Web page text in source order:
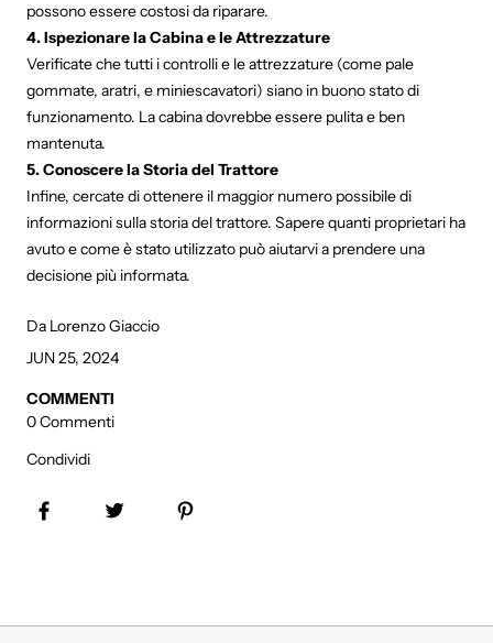
possono essere costosi da riparare.
4. Ispezionare la Cabina e le Attrezzature
Verificate che tutti i controlli e le attrezzature (come pale
gommate, aratri, e miniescavatori) siano in buono stato di
funzionamento. La cabina dovrebbe essere pulita e ben
mantenuta.
5. Conoscere la Storia del Trattore
Infine, cercate di ottenere il maggior numero possibile di
informazioni sulla storia del trattore. Sapere quanti proprietari ha
avuto e come è stato utilizzato può aiutarvi a prendere una
decisione più informata.
Da Lorenzo Giaccio
JUN 25, 2024
COMMENTI
0 Commenti
Condividi